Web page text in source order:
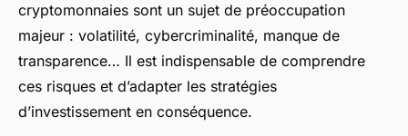
cryptomonnaies sont un sujet de préoccupation
majeur : volatilité, cybercriminalité, manque de
transparence… Il est indispensable de comprendre
ces risques et d’adapter les stratégies
d’investissement en conséquence.